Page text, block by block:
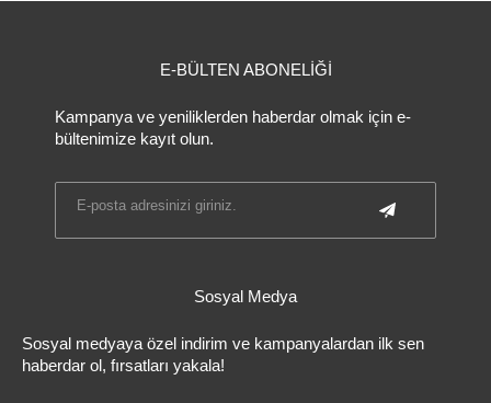
E-BÜLTEN ABONELİĞİ
Kampanya ve yeniliklerden haberdar olmak için e-
bültenimize kayıt olun.
Sosyal Medya
Sosyal medyaya özel indirim ve kampanyalardan ilk sen
haberdar ol, fırsatları yakala!